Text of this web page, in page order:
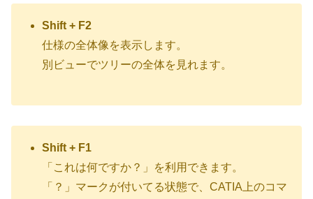
Shift + F2
仕様の全体像を表示します。
別ビューでツリーの全体を見れます。
Shift + F1
「これは何ですか？」を利用できます。
「？」マークが付いてる状態で、CATIA上のコマ